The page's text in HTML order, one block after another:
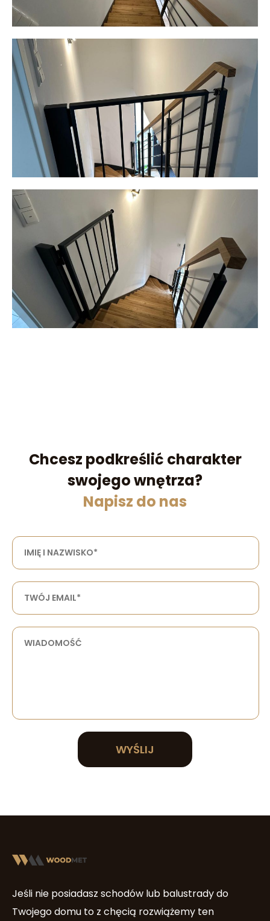
Chcesz podkreślić charakter
swojego wnętrza?
Napisz do nas
WYŚLIJ
Jeśli nie posiadasz schodów lub balustrady do
Twojego domu to z chęcią rozwiążemy ten